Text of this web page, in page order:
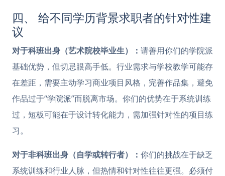
四、 给不同学历背景求职者的针对性建
议
对于科班出身（艺术院校毕业生）： 请善用你们的学院派
基础优势，但切忌眼高手低。行业需求与学校教学可能存
在差距，需要主动学习商业项目风格，完善作品集，避免
作品过于“学院派”而脱离市场。你们的优势在于系统训练
过，短板可能在于设计转化能力，需加强针对性的项目练
习。
对于非科班出身（自学或转行者）： 你们的挑战在于缺乏
系统训练和行业人脉，但热情和针对性往往更强。必须付